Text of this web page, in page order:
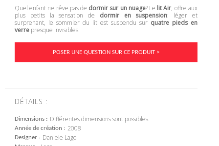
Quel enfant ne rêve pas de dormir sur un nuage? Le lit Air, offre aux
plus petits la sensation de dormir en suspension: léger et
surprenant, le sommier du lit est suspendu sur quatre pieds en
verre presque invisibles.
POSER UNE QUESTION SUR CE PRODUIT >
DÉTAILS :
Dimensions Différentes dimensions sont possibles.
Année de création 2008
Designer Daniele Lago